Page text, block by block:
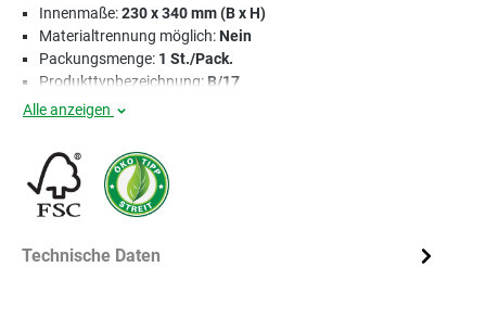
Innenmaße:230 x 340 mm (B x H)
Materialtrennung möglich:Nein
Packungsmenge: 1 St./Pack.
Produkttypbezeichnung: B/17
Alle anzeigen
Technische Daten